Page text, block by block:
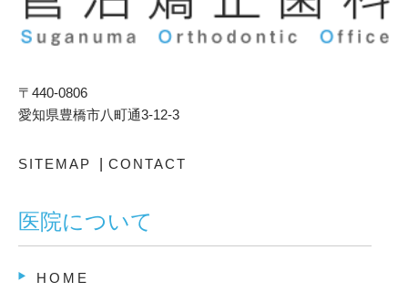
〒440-0806
愛知県豊橋市八町通3-12-3
SITEMAP CONTACT
医院について
HOME